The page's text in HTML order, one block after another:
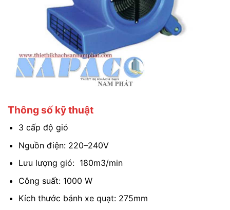
Thông số kỹ thuật
3 cấp độ gió
Nguồn điện: 220–240V
Lưu lượng gió: 180m3/min
Công suất: 1000 W
Kích thước bánh xe quạt: 275mm